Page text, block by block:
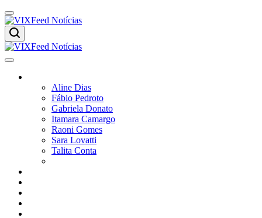
Aline Dias
Fábio Pedroto
Gabriela Donato
Itamara Camargo
Raoni Gomes
Sara Lovatti
Talita Conta